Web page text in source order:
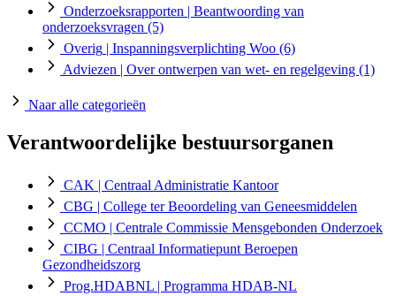
Onderzoeksrapporten | Beantwoording van
onderzoeksvragen (5)
Overig | Inspanningsverplichting Woo (6)
Adviezen | Over ontwerpen van wet- en regelgeving (1)
Naar alle categorieën
Verantwoordelijke bestuursorganen
CAK | Centraal Administratie Kantoor
CBG | College ter Beoordeling van Geneesmiddelen
CCMO | Centrale Commissie Mensgebonden Onderzoek
CIBG | Centraal Informatiepunt Beroepen
Gezondheidszorg
Prog.HDABNL | Programma HDAB-NL